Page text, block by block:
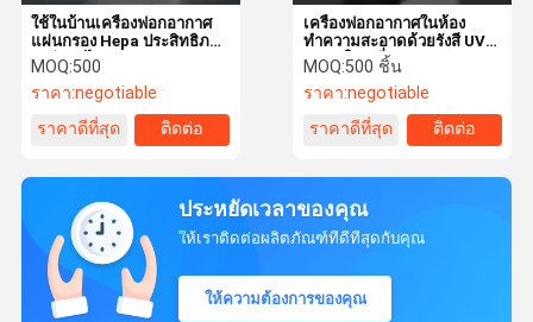
ใช้ในบ้านเครื่องฟอกอากาศ
แผ่นกรอง Hepa ประสิทธิภาพ
สูงกำจัดไวรัส
MOQ:500
ราคา:negotiable
ราคาดีที่สุด
ติดต่อ
เครื่องฟอกอากาศในห้อง
ทำความสะอาดด้วยรังสี UV
ขนาดใหญ่ที่ผ่านการรับรอง
จาก ETL พร้อมตัวกรอง H13
Hepa
MOQ:500 ชิ้น
ราคา:negotiable
ราคาดีที่สุด
ติดต่อ
ประหยัดเวลาของคุณ
ให้เราติดต่อผลิตภัณฑ์ที่ดีที่สุดกับคุณ
ให้ความต้องการของคุณ